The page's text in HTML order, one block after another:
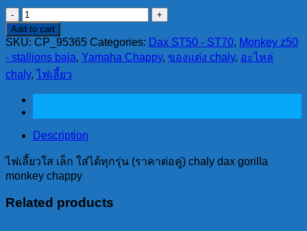
ไฟ
เลี้ยว
ใส
เล็ก
ใส่
ได้
ทุก
รุ่น
(ราคา
ต่อ
chaly
Add to cart
SKU: CP_95365 Categories: Dax ST50 - ST70, Monkey z50
- stallions baja, Yamaha Chappy, ของแต่ง chaly, อะไหล่
chaly,ไฟเลี้ยว
Description
ไฟเลี้ยวใส เล็ก ใส่ได้ทุกรุ่น (ราคาต่อคู่) chaly dax gorilla
monkey chappy
Related products